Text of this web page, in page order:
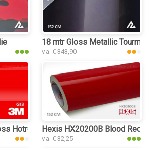
18 mtr Gloss Metallic
v.a. € 343,90
Hotrod RedHexis HX20200B Blood Red
v.a. € 32,25